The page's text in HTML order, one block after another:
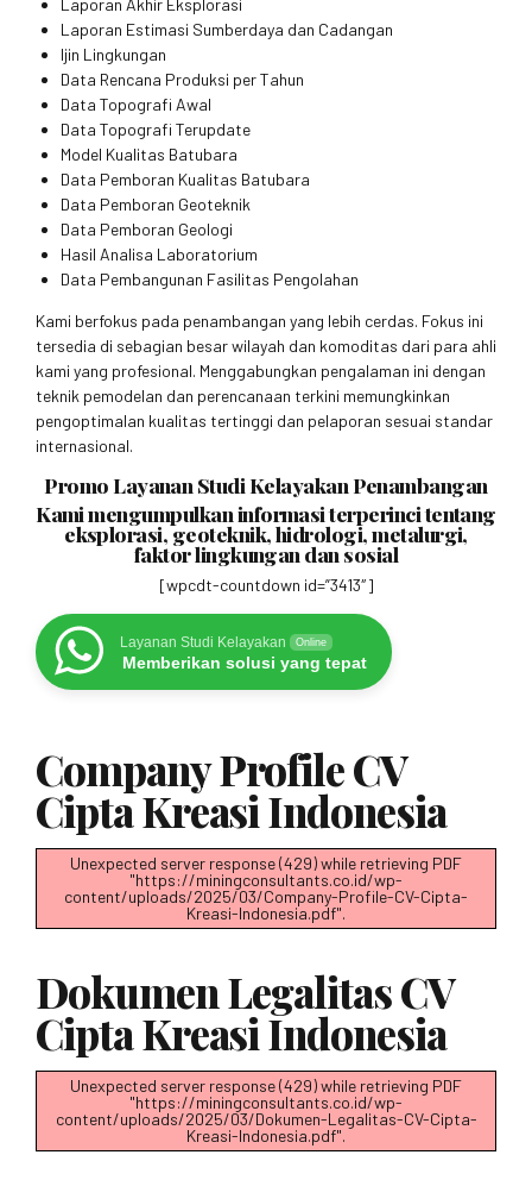
Laporan Estimasi Sumberdaya dan Cadangan
Ijin Lingkungan
Data Rencana Produksi per Tahun
Data Topografi Awal
Data Topografi Terupdate
Model Kualitas Batubara
Data Pemboran Kualitas Batubara
Data Pemboran Geoteknik
Data Pemboran Geologi
Hasil Analisa Laboratorium
Data Pembangunan Fasilitas Pengolahan
Kami berfokus pada penambangan yang lebih cerdas. Fokus ini
tersedia di sebagian besar wilayah dan komoditas dari para ahli
kami yang profesional. Menggabungkan pengalaman ini dengan
teknik pemodelan dan perencanaan terkini memungkinkan
pengoptimalan kualitas tertinggi dan pelaporan sesuai standar
internasional.
Promo Layanan Studi Kelayakan Penambangan
Kami mengumpulkan informasi terperinci tentang
eksplorasi, geoteknik, hidrologi, metalurgi,
faktor lingkungan dan sosial
[wpcdt-countdown id=”3413″]
Layanan Studi Kelayakan Online
Memberikan solusi yang tepat
Company Profile CV
Cipta Kreasi Indonesia
Unexpected server response (429) while retrieving PDF
"https://miningconsultants.co.id/wp-
content/uploads/2025/03/Company-Profile-CV-Cipta-
Kreasi-Indonesia.pdf".
Dokumen Legalitas CV
Cipta Kreasi Indonesia
Unexpected server response (429) while retrieving PDF
"https://miningconsultants.co.id/wp-
content/uploads/2025/03/Dokumen-Legalitas-CV-Cipta-
Kreasi-Indonesia.pdf".